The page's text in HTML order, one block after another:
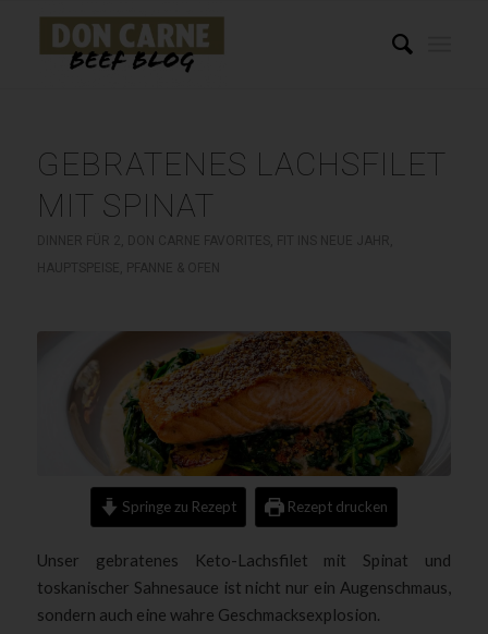
GEBRATENES LACHSFILET
MIT SPINAT
Springe zu Rezept Rezept drucken
Unser gebratenes Keto-Lachsfilet mit Spinat und
toskanischer Sahnesauce ist nicht nur ein Augenschmaus,
sondern auch eine wahre Geschmacksexplosion.